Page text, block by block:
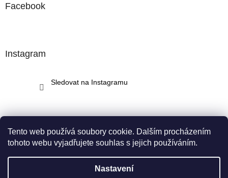
Tento web používá soubory cookie. Dalším procházením
tohoto webu vyjadřujete souhlas s jejich používáním.
Nastavení
Facebook
Instagram
Sledovat na Instagramu